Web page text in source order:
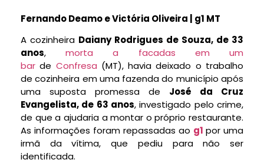
Fernando Deamo e Victória Oliveira | g1 MT
A cozinheira Daiany Rodrigues de Souza, de 33
anos,morta a facadas em um
bar de Confresa (MT), havia deixado o trabalho
de cozinheira em uma fazenda do município após
uma suposta promessa de José da Cruz
Evangelista, de 63 anos, investigado pelo crime,
de que a ajudaria a montar o próprio restaurante.
As informações foram repassadas ao g1 por uma
irmã da vítima, que pediu para não ser
identificada.